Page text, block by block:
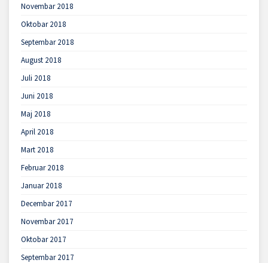
Novembar 2018
Oktobar 2018
Septembar 2018
August 2018
Juli 2018
Juni 2018
Maj 2018
April 2018
Mart 2018
Februar 2018
Januar 2018
Decembar 2017
Novembar 2017
Oktobar 2017
Septembar 2017